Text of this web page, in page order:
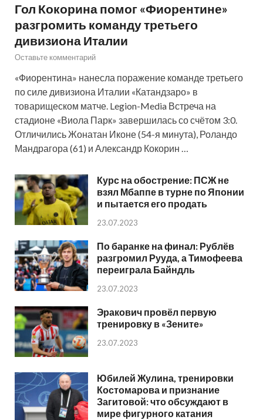
Гол Кокорина помог «Фиорентине»
разгромить команду третьего
дивизиона Италии
Оставьте комментарий
«Фиорентина» нанесла поражение команде третьего
по силе дивизиона Италии «Катандзаро» в
товарищеском матче. Legion-Media Встреча на
стадионе «Виола Парк» завершилась со счётом 3:0.
Отличились Жонатан Иконе (54-я минута), Роландо
Мандрагора (61) и Александр Кокорин …
Курс на обострение: ПСЖ не
взял Мбаппе в турне по Японии
и пытается его продать
23.07.2023
По баранке на финал: Рублёв
разгромил Рууда, а Тимофеева
переиграла Байндль
23.07.2023
Эракович провёл первую
тренировку в «Зените»
23.07.2023
Юбилей Жулина, тренировки
Костомарова и признание
Загитовой: что обсуждают в
мире фигурного катания